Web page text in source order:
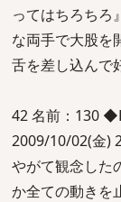
ってはちろちろ
な両手で大股を
舌を差し込んで
42 名前：130
2009/10/02(金)
やがて観念した
か全ての動きを